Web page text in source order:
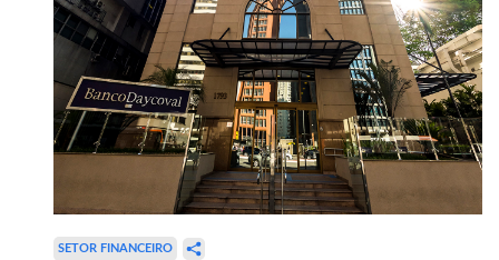
SETOR FINANCEIRO